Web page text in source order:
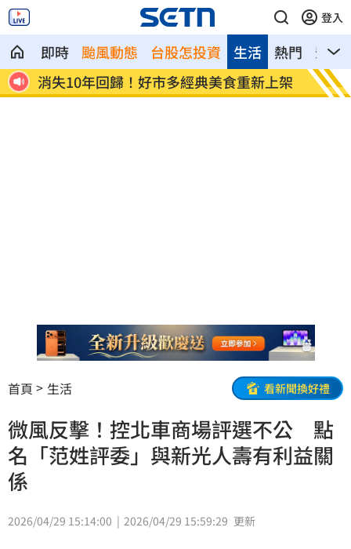
登入
即時 颱風動態 台股怎投資 熱門 影音
生活
消失10年回歸！好市多經典美食重新上架
腦瘤手術
吸
首頁 生活 看新聞換好禮
微風反擊！控北車商場評選不公 點
名「范姓評委」與新光人壽有利益關
係
2026/04/29 15:14:00 2026/04/29 15:59:29 更新